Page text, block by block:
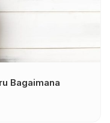
Bagaimana